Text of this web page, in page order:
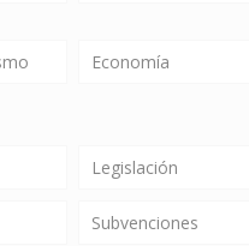
Economía
Legislación
Subvenciones